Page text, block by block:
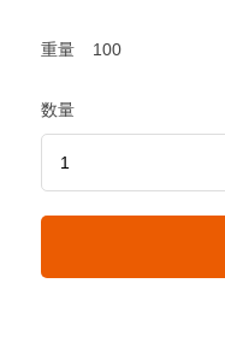
重量 100
数量